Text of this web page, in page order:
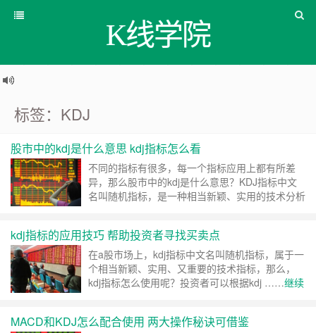
K线学院
标签：KDJ
股市中的kdj是什么意思 kdj指标怎么看
不同的指标有很多，每一个指标应用上都有所差
异，那么股市中的kdj是什么意思？KDJ指标中文
名叫随机指标，是一种相当新颖、实用的技术分析
kdj指标的应用技巧 帮助投资者寻找买卖点
在a股市场上，kdj指标中文名叫随机指标，属于一
个相当新颖、实用、又重要的技术指标，那么，
kdj指标怎么使用呢？投资者可以根据kdj ……继续
MACD和KDJ怎么配合使用 两大操作秘诀可借鉴